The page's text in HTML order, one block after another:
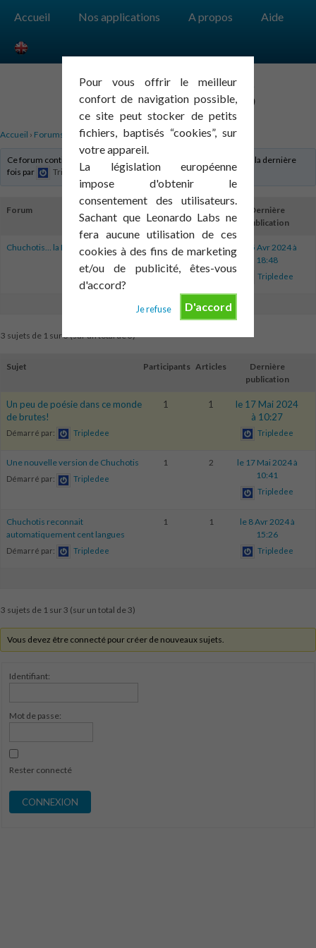
Pour vous offrir le meilleur
confort de navigation possible,
ce site peut stocker de petits
fichiers, baptisés “cookies”, sur
votre appareil.
La législation européenne
impose d'obtenir le
consentement des utilisateurs.
Sachant que Leonardo Labs ne
fera aucune utilisation de ces
cookies à des fins de marketing
et/ou de publicité, êtes-vous
d'accord?
D'accord
Je refuse
Accueil Nos applications A propos Aide
CHUCHOTIS
Accueil › Forums Chuchotis
Ce forum contient 10 sujets et 2 réponses, et a été mis à jour pour la dernière
fois par
Tripledeele le 17 Mai 2024 à 10:41.
Forum
Dernière
publication
Chuchotis… la FAQ 7 8
le 25 Avr 2024 à
18:48
Tripledee
3 sujets de 1 sur 3 (sur un total de 3)
Sujet Participants Articles
Dernière
publication
Un peu de poésie dans ce monde
de brutes!
Démarré par: Tripledee
1 1
le 17 Mai 2024
à 10:27
Tripledee
Une nouvelle version de Chuchotis
Démarré par: Tripledee
1 2
le 17 Mai 2024 à
10:41
Tripledee
Chuchotis reconnait
automatiquement cent langues
Démarré par: Tripledee
1 1
le 8 Avr 2024 à
15:26
Tripledee
3 sujets de 1 sur 3 (sur un total de 3)
Vous devez être connecté pour créer de nouveaux sujets.
Identifiant:
Mot de passe:
Rester connecté
CONNEXION